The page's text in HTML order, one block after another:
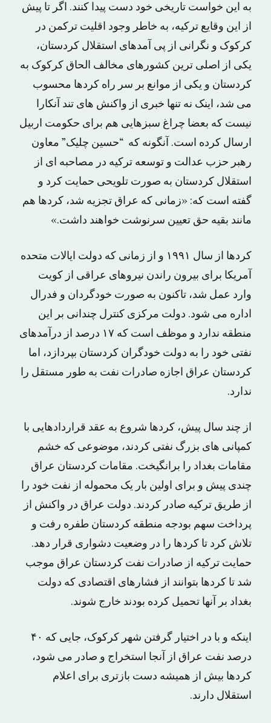
به این خواست تاریخی خود دست پیدا کنند. اگر تا پیش
از این وقایع ترکیه، به خاطر وجود اقلیت ترکمن در
کرکوک و نگرانی از پی آمدهای استقلال کردستان،
یکی از اصلی ترین کشورهای مخالف الحاق کرکوک به
کردستان و یکی از موانع بر سر راه کردها محسوب
می شد، اینک نه تنها خبری از واکنش های تند آنکارا
نیست که بعضا چراغ سبزهایی هم برای حکومت اربیل
ارسال کرده است. آنگونه که “حسین چلیک” معاون
رهبر حزب عدالت و توسعه ترکیه در مصاحبه ای از
استقلال کردستان به صورت تلویحی حمایت کرد و
گفته است که: «زمانی که عراق تجزیه شد، کردها هم
مانند بقیه حق تعیین سرنوشت خواهند داشت.»
کردها از سال ۱۹۹۱ و از زمانی که دولت ایالات متحده
آمریکا برای بیرون راندن نیروهای عراقی از کویت
وارد عمل شد، تاکنون به صورت خودگردان و فدرال
اداره می شود. دولت مرکزی کنترل چندانی بر این
منطقه ندارد و موظف است که ۱۷ درصد از درآمدهای
نفتی خود را به دولت خودگران کردستان بپردازد، اما
کردستان عراق اجازه صادرات نفت به طور مستقل را
ندارد.
از چند سال پیش، کردها شروع به عقد قراردادهایی با
کمپانی های بزرگ نفتی کردند، موضوعی که خشم
مقامات بغداد را برانگیخت. مقامات کردستان عراق
چندی پیش و برای اولین بار یک محموله از نفت خود را
از طریق ترکیه صادر کردند. دولت عراق در واکنش از
پرداخت سهم بودجه منطقه کردستان طفره رفت و
تلاش کرد تا کردها را در وضعیت دشواری قرار دهد.
حمایت ترکیه از صادرات نفت کردستان عراق موجب
شد تا کردها بتوانند از فشارهای اقتصادی که دولت
بغداد بر آنها تحمیل کرده بودند خارج شوند.
اینکه و با در اختیار گرفتن شهر کرکوک، جایی که ۴۰
درصد نفت عراق از آنجا استخراج و صادر می شود،
کردها بیش از همیشه دست بازتری برای اعلام
استقلال دارند.